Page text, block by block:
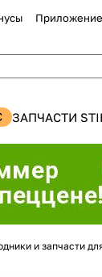
Приложение
ЗАПЧАСТИ
и запчасти
Для клиентов